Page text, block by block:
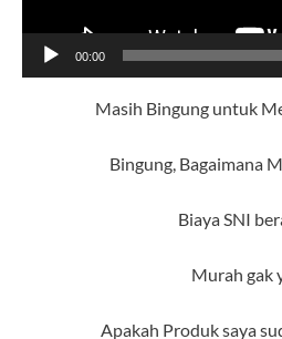
00:00
Masih Bingung untuk
Bingung, Bagaimana
Biaya SNI
Murah gak
Apakah Produk saya